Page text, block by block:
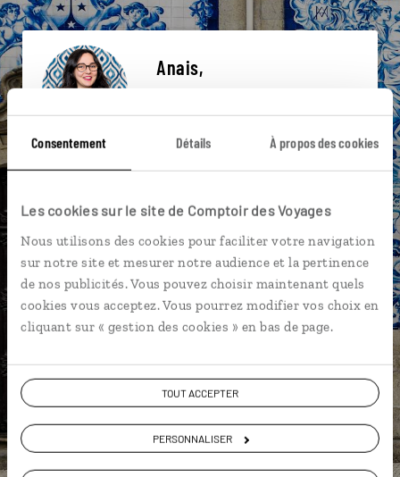
Consentement Détails À propos des cookies
Les cookies sur le site de Comptoir des Voyages
Nous utilisons des cookies pour faciliter votre navigation
sur notre site et mesurer notre audience et la pertinence
de nos publicités. Vous pouvez choisir maintenant quels
cookies vous acceptez. Vous pourrez modifier vos choix en
cliquant sur « gestion des cookies » en bas de page.
TOUT ACCEPTER
PERSONNALISER
Anais,
Lire son interview
Suivez vos envies et demandez conseils à nos
spécialistes
Ils sauront organiser votre itinéraire au plus
près de vos envies et de la réalité du pays.
Échangez en face à face ou depuis nos studios
connectés en agence, mais aussi par email ou
téléphone.
Vous gardez le même interlocuteur avant,
DEMANDER UN DEVIS